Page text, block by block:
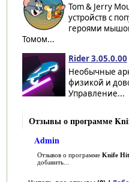
Tom & Jerry
устройств с
героями
Томом...
Rider 3.05.0.00
Необычные
физикой и
Управление...
Отзывы о программе
Admin
Отзывов о программе Knife
добавить...